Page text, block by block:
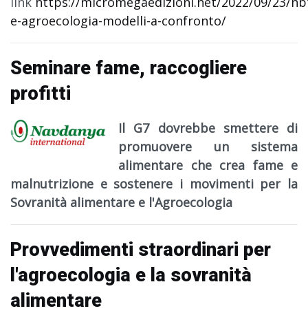
e-agroecologia-modelli-a-confronto/
Seminare fame, raccogliere
profitti
Il G7 dovrebbe smettere di
promuovere un sistema
alimentare che crea fame e
malnutrizione e sostenere i movimenti per la
Sovranità alimentare e l'Agroecologia
Provvedimenti straordinari per
l'agroecologia e la sovranità
alimentare